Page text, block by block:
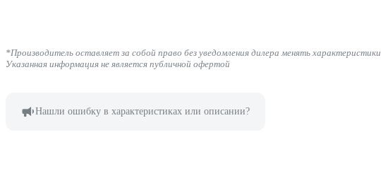
*Производитель оставляет за собой право без уведомления дилера менять
Указанная информация не является публичной офертой
Нашли ошибку в характеристиках или описании?